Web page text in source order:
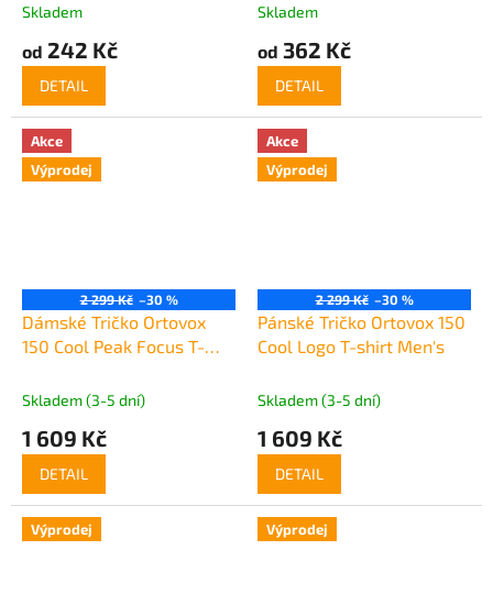
Skladem
od 242 Kč
DETAIL
Skladem
od 362 Kč
DETAIL
Akce
Výprodej
2 299 Kč –30 %
Dámské Tričko Ortovox
150 Cool Peak Focus T-
Skladem (3-5 dní)
1 609 Kč
DETAIL
Akce
Výprodej
2 299 Kč –30 %
Pánské Tričko Ortovox 150
Cool Logo T-shirt Men's
Skladem (3-5 dní)
1 609 Kč
DETAIL
Výprodej Výprodej